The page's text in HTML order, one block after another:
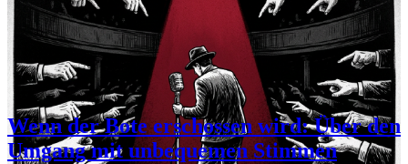
Wenn der Bote erschossen wird: Über den
Umgang mit unbequemen Stimmen